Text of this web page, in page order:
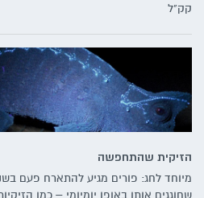
קק"ל
הזיקית שהתחפשה
מיוחד לחג: פורים מגיע להתארח פעם